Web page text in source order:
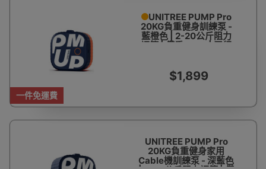
一件免運費
UNITREE PUMP Pro
20KG負重健身訓練泵 -
藍橙色 | 2-20公斤阻力
調節 | 僅重700g | 平行
$1,899
UNITREE PUMP Pro
20KG負重健身家用
Cable機訓練泵 - 深藍色